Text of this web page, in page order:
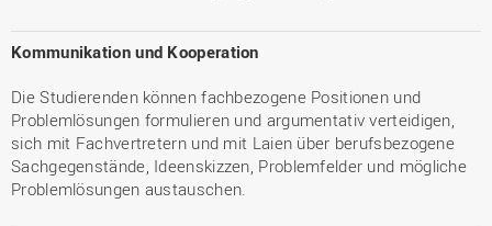
Kommunikation und Kooperation
Die Studierenden können fachbezogene Positionen und
Problemlösungen formulieren und argumentativ verteidigen,
sich mit Fachvertretern und mit Laien über berufsbezogene
Sachgegenstände, Ideenskizzen, Problemfelder und mögliche
Problemlösungen austauschen.